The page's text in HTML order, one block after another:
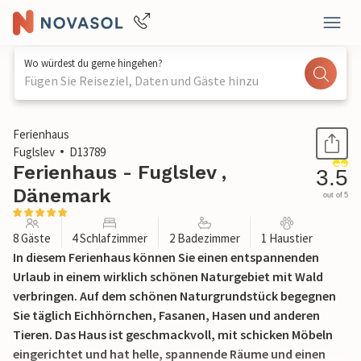
Wo würdest du gerne hingehen?
Fügen Sie Reiseziel, Daten und Gäste hinzu
1 / 37
Ferienhaus
Fuglslev
D13789
Ferienhaus - Fuglslev ,
Dänemark
3.5
out of 5
8 Gäste 4 Schlafzimmer 2 Badezimmer 1 Haustier
In diesem Ferienhaus können Sie einen entspannenden
Urlaub in einem wirklich schönen Naturgebiet mit Wald
verbringen. Auf dem schönen Naturgrundstück begegnen
Sie täglich Eichhörnchen, Fasanen, Hasen und anderen
Tieren. Das Haus ist geschmackvoll, mit schicken Möbeln
eingerichtet und hat helle, spannende Räume und einen